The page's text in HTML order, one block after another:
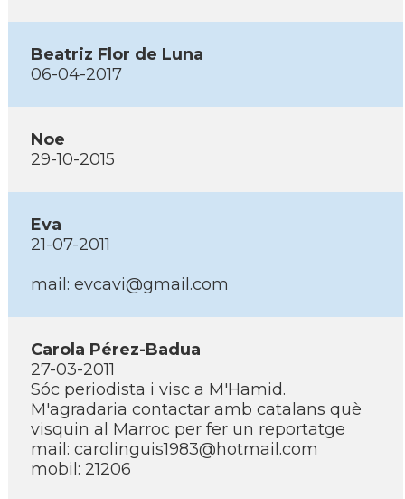
Beatriz Flor de Luna
06-04-2017
Noe
29-10-2015
Eva
21-07-2011
mail: evcavi@gmail.com
Carola Pérez-Badua
27-03-2011
Sóc periodista i visc a M'Hamid.
M'agradaria contactar amb catalans què
visquin al Marroc per fer un reportatge
mail: carolinguis1983@hotmail.com
mobil: 21206